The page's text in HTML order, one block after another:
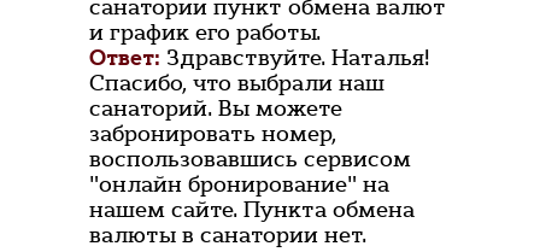
санатории пункт обмена валют
и график его работы.
Ответ: Здравствуйте. Наталья!
Спасибо, что выбрали наш
санаторий. Вы можете
забронировать номер,
воспользовавшись сервисом
"онлайн бронирование" на
нашем сайте. Пункта обмена
валюты в санатории нет.